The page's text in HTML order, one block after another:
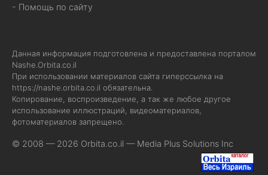
- Помощь по сайту
Данная информация подготовлена и предоставлена порталом
Nashe.Orbita.co.il
При использовании материалов сайта гиперссылка на
https://nashe.orbita.co.il обязательна.
Копирование, воспроизведение, а так же любое другое
использование иллюстраций, видеоматериалов,
фотоматериалов запрещено.
© 2008 — 2026 Orbita.co.il — Media Plus Solutions Inc